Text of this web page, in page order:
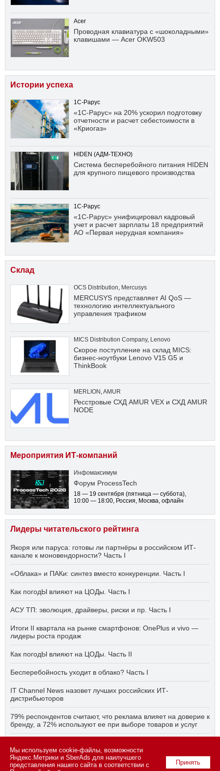
Acer
Проводная клавиатура с «шоколадными»
клавишами — Acer OKW503
Истории успеха
1С-Рарус
«1С-Рарус» на 20% ускорил подготовку
отчетности и расчет себестоимости в
«Криогаз»
HIDEN (АДМ-ТЕХНО)
Система бесперебойного питания HIDEN
для крупного пищевого производства
1С-Рарус
«1С-Рарус» унифицировал кадровый
учет и расчет зарплаты 18 предприятий
АО «Первая нерудная компания»
Склад
OCS Distribution, Mercusys
MERCUSYS представляет AI QoS —
технологию интеллектуального
управления трафиком
MICS Distribution Company, Lenovo
Скорое поступление на склад MICS:
бизнес-ноутбуки Lenovo V15 G5 и
ThinkBook
MERLION ,AMUR
Ресстровые СХД AMUR VEX и СХД AMUR
NODE
Мероприятия ИТ-компаний
Инфомаксимум
Форум ProcessTech
18 — 19 сентября (пятница — суббота),
10:00 — 18:00, Россия, Москва, офлайн
Лидеры читательского рейтинга
Якоря или паруса: готовы ли партнёры в российском ИТ-
канале к моновендорности? Часть I
«Облака» и ПАКи: синтез вместо конкуренции. Часть I
Как погодЫ влияют на ЦОДы. Часть I
АСУ ТП: эволюция, драйверы, риски и пр. Часть I
Итоги II квартала на рынке смартфонов: OnePlus и vivo —
лидеры роста продаж
Как погодЫ влияют на ЦОДы. Часть II
Бесперебойность уходит в облако? Часть I
IT Channel News назовет лучших российских ИТ-
дистрибьюторов
79% респондентов считают, что реклама влияет на доверие к
бренду, а 72% используют ее при выборе товаров и услуг
ПО нужно всё сразу? Часть I
Принять
Мы используем cookie-файлы, возможности
Яндекс.Метрики и SberAds для наилучшего
представления нашего сайта в соответствии с